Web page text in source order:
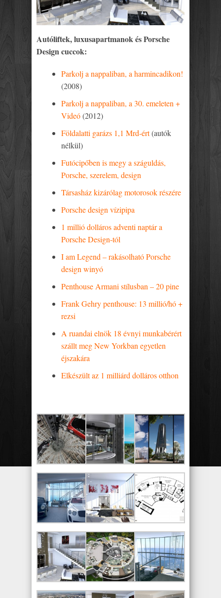
Autóliftek, luxusapartmanok és Porsche
Design cuccok:
Parkolj a nappaliban, a harmincadikon!
(2008)
Parkolj a nappaliban, a 30. emeleten +
Videó(2012)
Földalatti garázs 1,1 Mrd-ért(autók
nélkül)
Futócipőben is megy a száguldás,
Porsche, szerelem, design
Társasház kizárólag motorosok részére
Porsche design vízipipa
1 millió dolláros adventi naptár a
Porsche Design-tól
I am Legend – rakásolható Porsche
design winyó
Penthouse Armani stílusban – 20 pine
Frank Gehry penthouse: 13 millió/hó +
rezsi
A ruandai elnök 18 évnyi munkabérért
szállt meg New Yorkban egyetlen
éjszakára
Elkészült az 1 milliárd dolláros otthon